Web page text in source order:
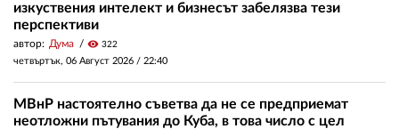
изкуствения интелект и бизнесът забелязва тези
перспективи
автор: Дума visibility 322
четвъртък, 06 Август 2026 / 22:40
МВнР настоятелно съветва да не се предприемат
неотложни пътувания до Куба, в това число с цел